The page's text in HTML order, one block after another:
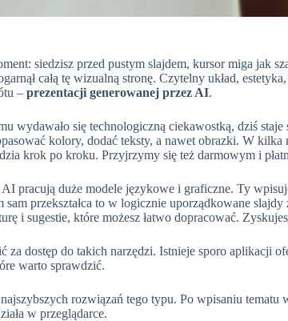
siedzisz przed pustym slajdem, kursor miga jak
całą tę wizualną stronę. Czytelny układ,
– prezentacji generowanej przez AI.
wydawało się technologiczną ciekawostką, dziś
kolory, dodać teksty, a nawet obrazki. W
krok po kroku. Przyjrzymy się też darmowym i
pracują duże modele językowe i graficzne. Ty
sam przekształca to w logicznie uporządkowane
i sugestie, które możesz łatwo dopracować.
za dostęp do takich narzędzi. Istnieje sporo
warto sprawdzić.
rozwiązań tego typu. Po wpisaniu
w przeglądarce.